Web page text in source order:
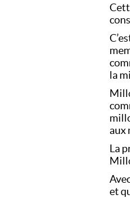
la
aux
La
et